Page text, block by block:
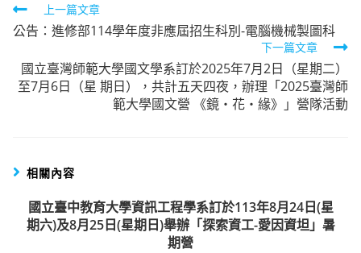
Read
more
articles
上一篇文章
公告：進修部114學年度非應屆招生科別-電腦機械製圖科
下一篇文章
國立臺灣師範大學國文學系訂於2025年7月2日（星期二）
至7月6日（星 期日），共計五天四夜，辦理「2025臺灣師
範大學國文營 《鏡‧花‧緣》」營隊活動
相關內容
國立臺中教育大學資訊工程學系訂於113年8月24日(星
期六)及8月25日(星期日)舉辦「探索資工-愛因資坦」暑
期營